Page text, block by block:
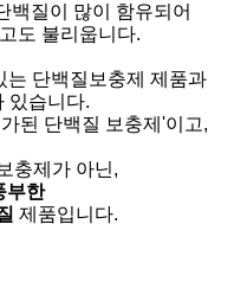
백질이 많이 함유되어
도 불리웁니다.
는 단백질보충제 제품과
있습니다.
된 단백질 보충제'이고,
충제가 아닌,
부한
제품입니다.